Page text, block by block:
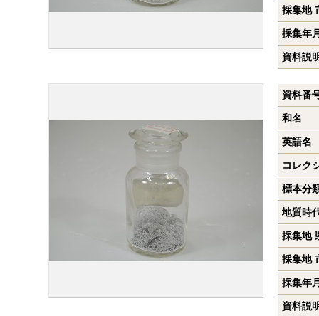
採集地
採集年
資料説
資料番
和名
英語名
コレク
標本分
地質時
採集地
採集地
採集年
資料説